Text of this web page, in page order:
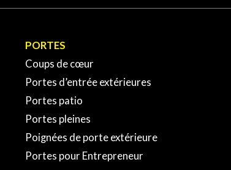
(450) 416-XXXX
PORTES
Coups de cœur
Portes d’entrée extérieures
Portes patio
Portes pleines
Poignées de porte extérieure
Portes pour Entrepreneur